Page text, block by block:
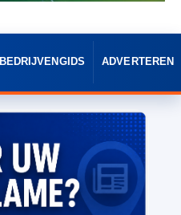
BEDRIJVENGIDS ADVERTEREN